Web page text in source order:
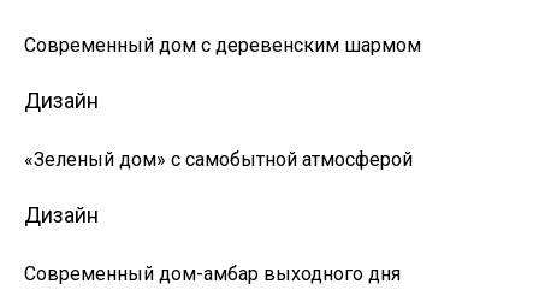
Современный дом с деревенским шармом
Дизайн
«Зеленый дом» с самобытной атмосферой
Дизайн
Современный дом-амбар выходного дня